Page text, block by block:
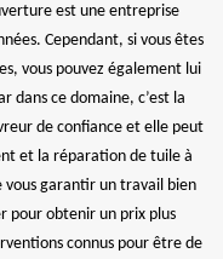
est une entreprise
Cependant, si vous êtes
vous pouvez également lui
dans ce domaine, c’est la
de confiance et elle peut
et la réparation de tuile à
vous garantir un travail bien
pour obtenir un prix plus
connus pour être de